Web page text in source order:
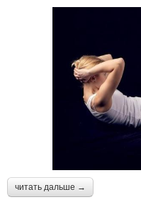
читать дальше →